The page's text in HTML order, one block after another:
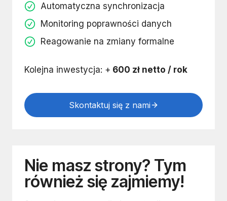
Automatyczna synchronizacja
Monitoring poprawności danych
Reagowanie na zmiany formalne
Kolejna inwestycja: + 600 zł netto / rok
Skontaktuj się z nami
Nie masz strony? Tym
również się zajmiemy!